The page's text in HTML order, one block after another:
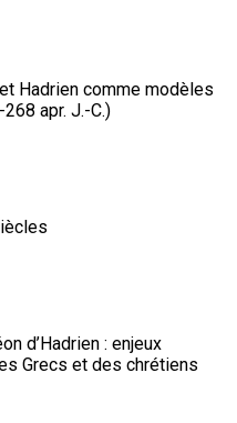
et Hadrien comme modèles
apr. J.-C.)
d’Hadrien : enjeux
Grecs et des chrétiens